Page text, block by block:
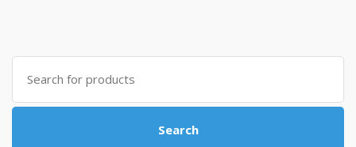
Search for:
Search